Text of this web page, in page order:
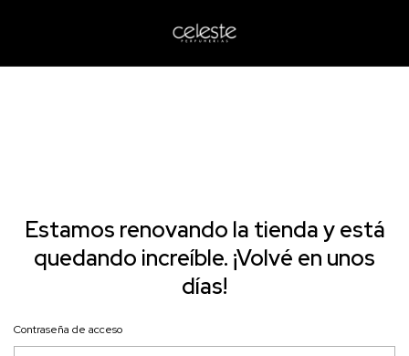
Estamos renovando la tienda y está
quedando increíble. ¡Volvé en unos
días!
Contraseña de acceso